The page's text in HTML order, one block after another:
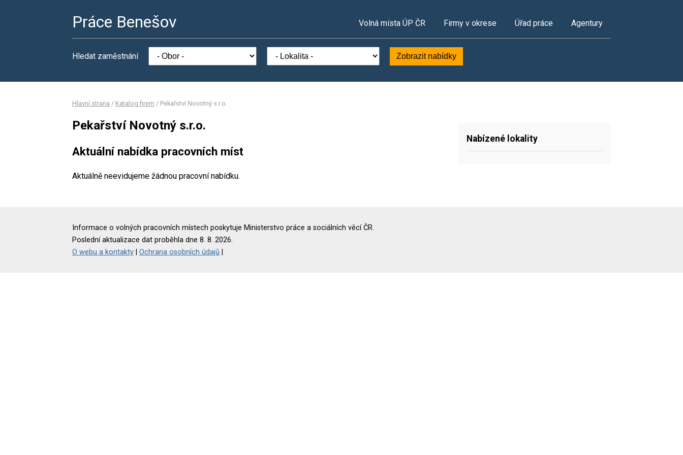
Práce Benešov Volná místa ÚP ČR Firmy v okrese Úřad práce Agentury
Hledat zaměstnání Zobrazit nabídky
Hlavní strana / Katalog firem / Pekařství Novotný s.r.o.
Pekařství Novotný s.r.o.
Aktuální nabídka pracovních míst
Aktuálně neevidujeme žádnou pracovní nabídku.
Nabízené lokality
Informace o volných pracovních místech poskytuje Ministerstvo práce a sociálních věcí ČR.
Poslední aktualizace dat proběhla dne 8. 8. 2026.
O webu a kontakty
Ochrana osobních údajů